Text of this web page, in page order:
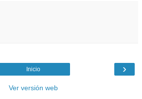
›
Inicio
Ver versión web